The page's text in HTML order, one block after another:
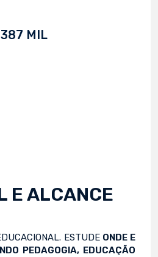
387 MIL
E ALCANCE
ESTUDE ONDE E
PEDAGOGIA, EDUCAÇÃO